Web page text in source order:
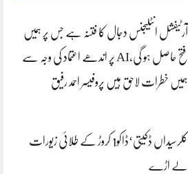
آرٹیفشل انٹلیجنس دجال کا فتنہ ہے جس پر ہمیں
فتح حاصل ہو گی،AI پر اندھے اعتماد کی وجہ سے
ہمیں خطرات لاحق ہیں پروفیسر احمد رفیق
کلرسیداں ڈکیتی‘ڈاکو1 کروڑ کے طلائی زیورات
لے اڑے